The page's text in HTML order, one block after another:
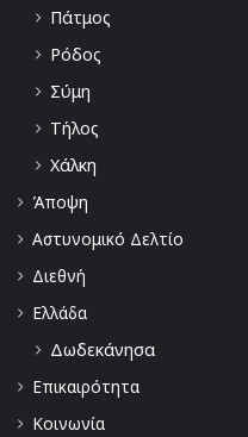
Πάτμος
Ρόδος
Σύμη
Τήλος
Χάλκη
Άποψη
Αστυνομικό Δελτίο
Διεθνή
Ελλάδα
Δωδεκάνησα
Επικαιρότητα
Κοινωνία